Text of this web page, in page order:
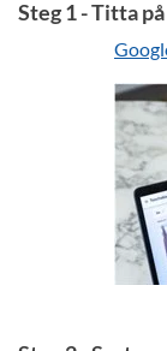
Steg 1 -Titta